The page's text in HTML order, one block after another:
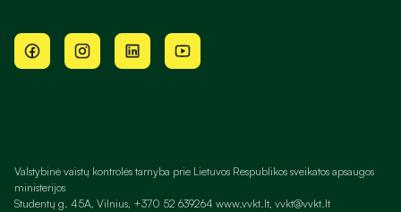
Valstybinė vaistų kontrolės tarnyba prie Lietuvos Respublikos sveikatos apsaugos
ministerijos
Studentų g. 45A, Vilnius, +370 52 639264 www.vvkt.lt, vvkt@vvkt.lt